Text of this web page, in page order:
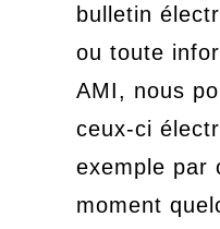
bulletin
ou toute
AMI, nous
ceux-ci
exemple par
moment